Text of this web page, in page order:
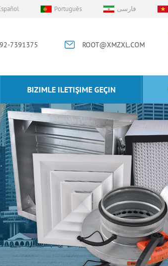
Português فارسی
7391375 ROOT@XMZXL.COM
BIZIMLE ILETIŞIME GEÇIN